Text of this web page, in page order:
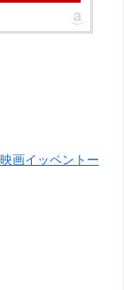
映画イッペントー